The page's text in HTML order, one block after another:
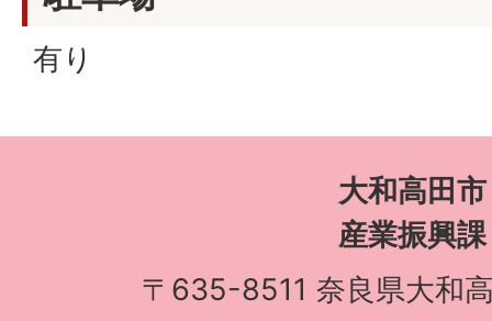
有り
大和高田市
産業振興課
〒635-8511 奈良県大和